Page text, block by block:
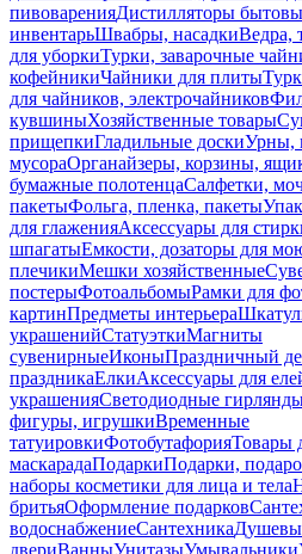
пивоваренияДистилляторы
инвентарьШвабры, насадкиВедра,
для уборкиТурки, заварочные
кофейникиЧайники для плиты
для чайников, электрочайников
кувшиныХозяйственные товары
прищепкиГладильные доскиУрны,
мусораОрганайзеры, корзины,
бумажные полотенцаСалфетки,
пакетыФольга, пленка, пакеты
для глаженияАксессуары для
шпагатыЕмкости, дозаторы для
плечикиМешки хозяйственные
постерыФотоальбомыРамки для
картинПредметы интерьера
украшенийСтатуэткиМагниты
сувенирныеИконыПраздничный
праздникаЕлкиАксессуары для
украшенияСветодиодные
фигуры, игрушкиВременные
татуировкиФотобутафорияТовары
маскарадаПодаркиПодарки,
наборы косметики для лица и тела
бритьяОформление подарков
водоснабжениеСантехника
двериВанныУнитазыУмывальники